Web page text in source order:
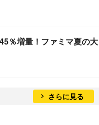
％増量！ファミマ夏の大
さらに見る